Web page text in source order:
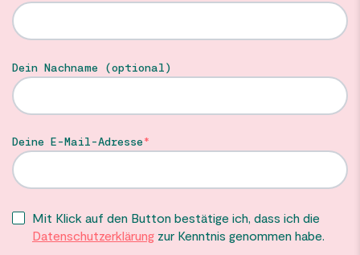
Dein Nachname (optional)
Deine E-Mail-Adresse
Mit Klick auf den Button bestätige ich, dass ich die
Datenschutzerklärung zur Kenntnis genommen habe.